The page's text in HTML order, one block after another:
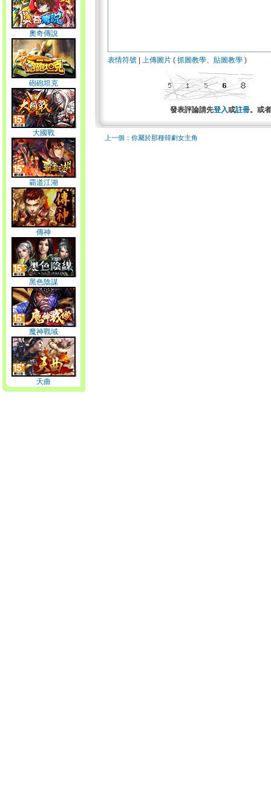
奧奇傳說
砲砲坦克
大國戰
霸道江湖
傳神
黑色陰謀
魔神戰域
天曲
表情符號 上傳圖片 ( 抓圖教學、 貼圖教學 )
發表評論請先登入或註冊。或
上一個：你屬於那種韓劇女主角